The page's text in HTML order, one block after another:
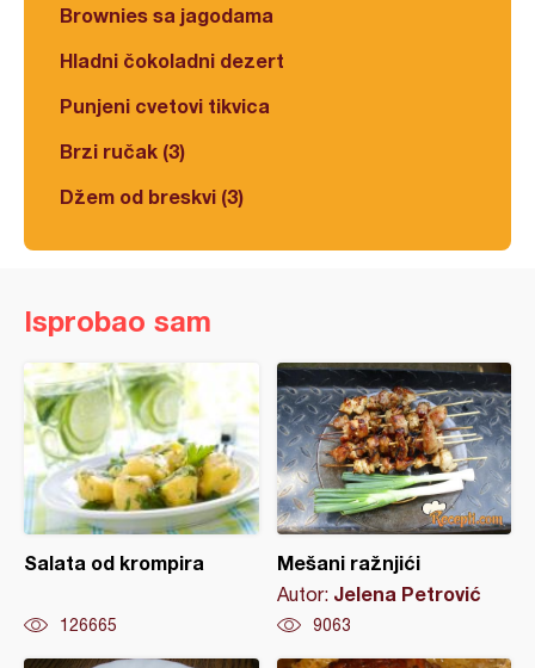
Brownies sa jagodama
Hladni čokoladni dezert
Punjeni cvetovi tikvica
Brzi ručak (3)
Džem od breskvi (3)
Isprobao sam
Salata od krompira
126665
Mešani ražnjići
Autor: Jelena Petrović
9063